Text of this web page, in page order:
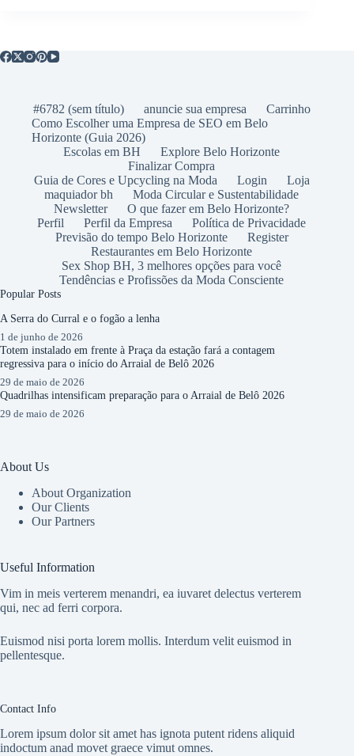
#6782 (sem título) anuncie sua empresa
Carrinho
Como Escolher uma Empresa de SEO em Belo
Horizonte (Guia 2026)
Escolas em BH
Explore Belo Horizonte
Finalizar Compra
Guia de Cores e Upcycling na Moda
Login
Loja
maquiador bh
Moda Circular e Sustentabilidade
Newsletter
O que fazer em Belo Horizonte?
Perfil
Perfil da Empresa
Política de Privacidade
Previsão do tempo Belo Horizonte
Register
Restaurantes em Belo Horizonte
Sex Shop BH, 3 melhores opções para você
Tendências e Profissões da Moda Consciente
Popular Posts
A Serra do Curral e o fogão a lenha
1 de junho de 2026
Totem instalado em frente à Praça da estação fará a contagem
regressiva para o início do Arraial de Belô 2026
29 de maio de 2026
Quadrilhas intensificam preparação para o Arraial de Belô 2026
29 de maio de 2026
About Us
About Organization
Our Clients
Our Partners
Useful Information
Vim in meis verterem menandri, ea iuvaret delectus verterem
qui, nec ad ferri corpora.
Euismod nisi porta lorem mollis. Interdum velit euismod in
pellentesque.
Contact Info
Lorem ipsum dolor sit amet has ignota putent ridens aliquid
indoctum anad movet graece vimut omnes.